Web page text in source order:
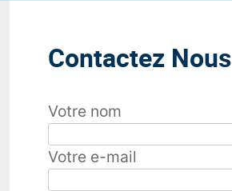
Contactez Nous
Votre nom
Votre e-mail